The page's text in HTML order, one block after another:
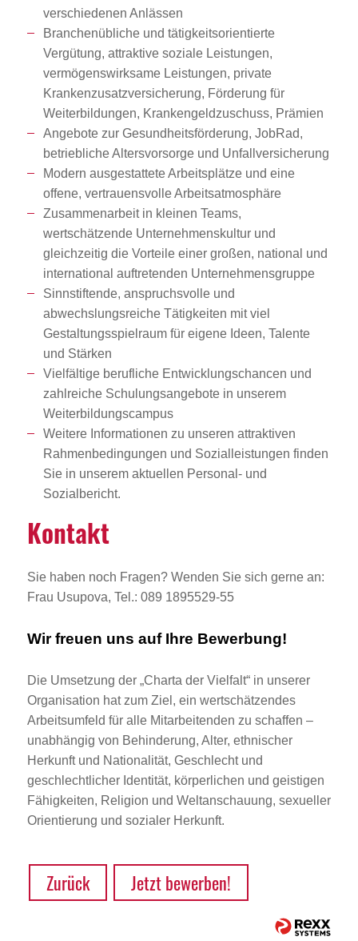
verschiedenen Anlässen
Branchenübliche und tätigkeitsorientierte
Vergütung, attraktive soziale Leistungen,
vermögenswirksame Leistungen, private
Krankenzusatzversicherung, Förderung für
Weiterbildungen, Krankengeldzuschuss, Prämien
Angebote zur Gesundheitsförderung, JobRad,
betriebliche Altersvorsorge und Unfallversicherung
Modern ausgestattete Arbeitsplätze und eine
offene, vertrauensvolle Arbeitsatmosphäre
Zusammenarbeit in kleinen Teams,
wertschätzende Unternehmenskultur und
gleichzeitig die Vorteile einer großen, national und
international auftretenden Unternehmensgruppe
Sinnstiftende, anspruchsvolle und
abwechslungsreiche Tätigkeiten mit viel
Gestaltungsspielraum für eigene Ideen, Talente
und Stärken
Vielfältige berufliche Entwicklungschancen und
zahlreiche Schulungsangebote in unserem
Weiterbildungscampus
Weitere Informationen zu unseren attraktiven
Rahmenbedingungen und Sozialleistungen finden
Sie in unserem aktuellen Personal- und
Sozialbericht.
Kontakt
Sie haben noch Fragen? Wenden Sie sich gerne an:
Frau Usupova, Tel.: 089 1895529-55
Wir freuen uns auf Ihre Bewerbung!
Die Umsetzung der „Charta der Vielfalt“ in unserer
Organisation hat zum Ziel, ein wertschätzendes
Arbeitsumfeld für alle Mitarbeitenden zu schaffen –
unabhängig von Behinderung, Alter, ethnischer
Herkunft und Nationalität, Geschlecht und
geschlechtlicher Identität, körperlichen und geistigen
Fähigkeiten, Religion und Weltanschauung, sexueller
Orientierung und sozialer Herkunft.
Zurück Jetzt bewerben!